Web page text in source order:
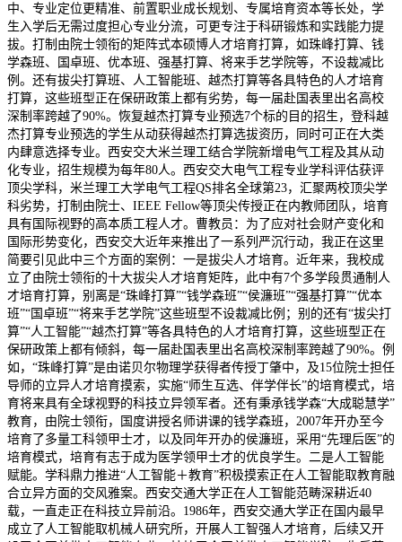
中、专业定位更精准、前置职业成长规划、专属培育资本等长处，学
生入学后无需过度担心专业分流，可更专注于科研锻炼和实践能力提
拔。打制由院士领衔的矩阵式本硕博人才培育打算，如珠峰打算、钱
学森班、国卓班、优本班、强基打算、将来手艺学院等，不设裁减比
例。还有拔尖打算班、人工智能班、越杰打算等各具特色的人才培育
打算，这些班型正在保研政策上都有劣势，每一届赴国表里出名高校
深制率跨越了90%。恢复越杰打算专业预选7个标的目的招生，登科越
杰打算专业预选的学生从动获得越杰打算选拔资历，同时可正在大类
内肆意选择专业。西安交大米兰理工结合学院新增电气工程及其从动
化专业，招生规模为每年80人。西安交大电气工程专业学科评估获评
顶尖学科，米兰理工大学电气工程QS排名全球第23，汇聚两校顶尖学
科劣势，打制由院士、IEEE Fellow等顶尖传授正在内教师团队，培育
具有国际视野的高本质工程人才。曹教员：为了应对社会财产变化和
国际形势变化，西安交大近年来推出了一系列严沉行动，我正在这里
简要引见此中三个方面的案例：一是拔尖人才培育。近年来，我校成
立了由院士领衔的十大拔尖人才培育矩阵，此中有7个多学段贯通制人
才培育打算，别离是“珠峰打算”“钱学森班”“侯濂班”“强基打算”“优本
班”“国卓班”“将来手艺学院”这些班型不设裁减比例；别的还有“拔尖打
算”“人工智能”“越杰打算”等各具特色的人才培育打算，这些班型正在
保研政策上都有倾斜，每一届赴国表里出名高校深制率跨越了90%。例
如，“珠峰打算”是由诺贝尔物理学获得者传授丁肇中，及15位院士担任
导师的立异人才培育摸索，实施“师生互选、伴学伴长”的培育模式，培
育将来具有全球视野的科技立异领军者。还有秉承钱学森“大成聪慧学”
教育，由院士领衔，国度讲授名师讲课的钱学森班，2007年开办至今
培育了多量工科领甲士才，以及同年开办的侯濂班，采用“先理后医”的
培育模式，培育有志于成为医学领甲士才的优良学生。二是人工智能
赋能。学科鼎力推进“人工智能＋教育”积极摸索正在人工智能取教育融
合立异方面的交风雅案。西安交通大学正在人工智能范畴深耕近40
载，一直走正在科技立异前沿。1986年，西安交通大学正在国内最早
成立了人工智能取机械人研究所，开展人工智强人才培育，后续又开